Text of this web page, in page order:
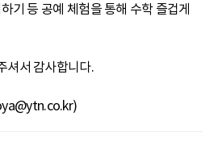
기 등 공예 체험을 통해 수학 즐겁게
셔서 감사합니다.